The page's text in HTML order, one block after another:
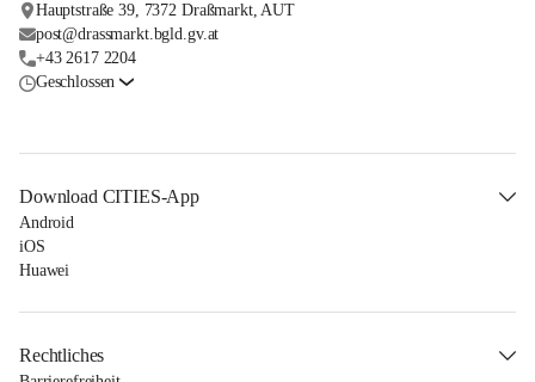
Hauptstraße 39, 7372 Draßmarkt, AUT
post@drassmarkt.bgld.gv.at
+43 2617 2204
Geschlossen
Download CITIES-App
Android
iOS
Huawei
Rechtliches